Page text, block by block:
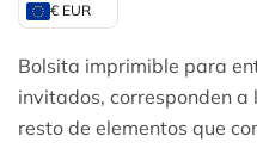
€ EUR
Bolsita imprimible para
invitados, corresponden a
resto de elementos que